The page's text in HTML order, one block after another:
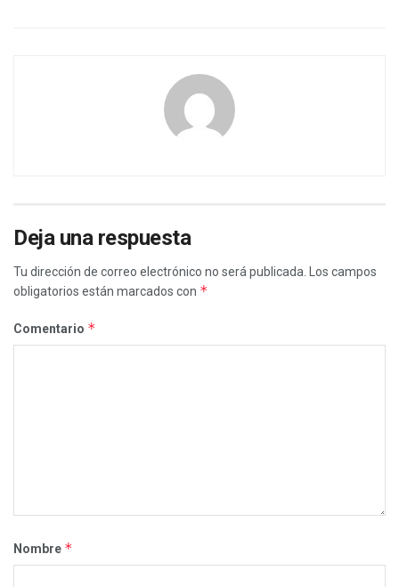
Deja una respuesta
Tu dirección de correo electrónico no será publicada.
Los campos
obligatorios están marcados con *
Comentario *
Nombre *